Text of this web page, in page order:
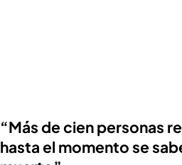
“Más de cien personas
hasta el momento se